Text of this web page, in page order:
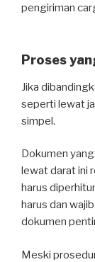
pengiriman
Proses
Jika
seperti lewat
simpel.
Dokumen
lewat darat ini
harus
harus dan
dokumen
Meski